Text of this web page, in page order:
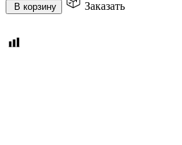
В корзину Заказать